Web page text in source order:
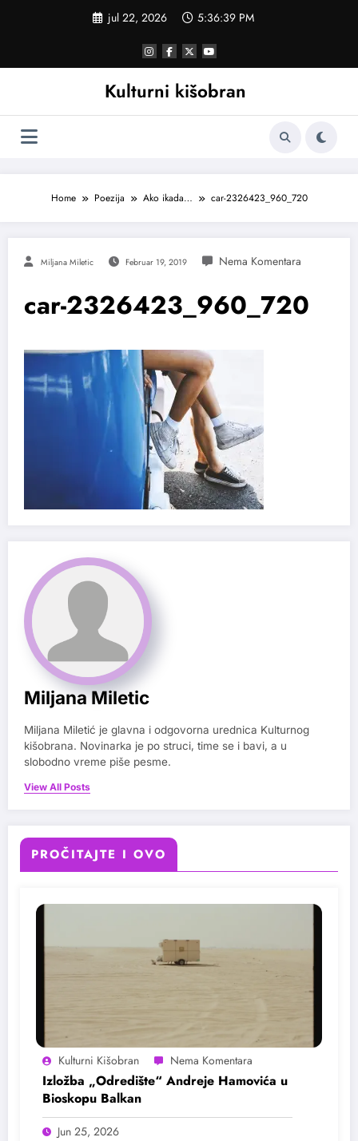
jul 22, 2026 5:36:39 PM
Kulturni kišobran
Home Poezija Ako ikada… car-2326423_960_720
Miljana Miletic Februar 19, 2019
car-2326423_960_720
Miljana Miletic
Miljana Miletić je glavna i odgovorna urednica Kulturnog
kišobrana. Novinarka je po struci, time se i bavi, a u
slobodno vreme piše pesme.
View All Posts
PROČITAJTE I OVO
Kulturni Kišobran
Izložba „Odredište“ Andreje Hamovića u
Bioskopu Balkan
Jun 25, 2026